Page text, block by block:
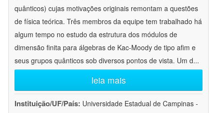
quânticos) cujas motivações originais remontam a questões
de física teórica. Três membros da equipe tem trabalhado há
algum tempo no estudo da estrutura dos módulos de
dimensão finita para álgebras de Kac-Moody de tipo afim e
seus grupos quânticos sob diversos pontos de vista. Um d...
leia mais
Instituição/UF/País: Universidade Estadual de Campinas -